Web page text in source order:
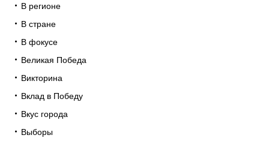
В регионе
В стране
В фокусе
Великая Победа
Викторина
Вклад в Победу
Вкус города
Выборы